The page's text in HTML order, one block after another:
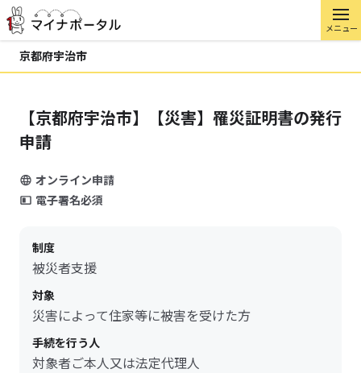
メニュー
京都府宇治市
【京都府宇治市】【災害】罹災証明書の発行
申請
オンライン申請
電子署名必須
制度
被災者支援
対象
災害によって住家等に被害を受けた方
手続を行う人
対象者ご本人又は法定代理人